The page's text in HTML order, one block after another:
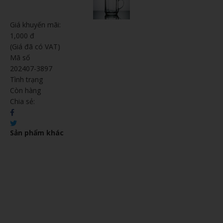
Giá khuyến mãi:
1,000 đ
(Giá đã có VAT)
Mã số
202407-3897
Tình trạng
Còn hàng
Chia sẻ:
Sản phẩm khác